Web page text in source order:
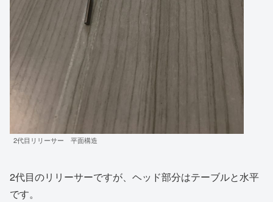
2代目リリーサー 平面構造
2代目のリリーサーですが、ヘッド部分はテーブルと水平
です。